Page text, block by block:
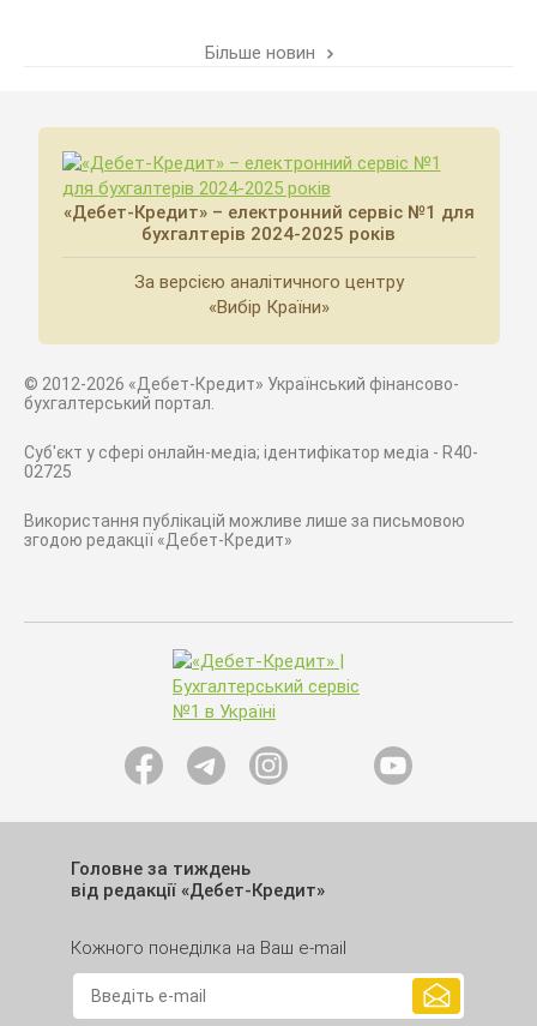
Більше новин
«Дебет-Кредит» – електронний сервіс №1 для
бухгалтерів 2024-2025 років
За версією аналітичного центру
«Вибір Країни»
© 2012-2026 «Дебет-Кредит» Український фінансово-
бухгалтерський портал.
Суб'єкт у сфері онлайн-медіа; ідентифікатор медіа - R40-
02725
Використання публікацій можливе лише за письмовою
згодою редакції «Дебет-Кредит»
Головне за тиждень
від редакції «Дебет-Кредит»
Кожного понеділка на Ваш e-mail